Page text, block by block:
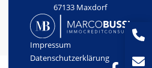
67133 Maxdorf
Impressum
Datenschutzerklärung